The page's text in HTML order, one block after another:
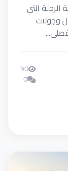
الرحلة التي
وجولات
90
0